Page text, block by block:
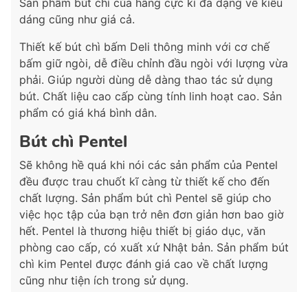
dáng cũng như giá cả.
Thiết kế bút chì bấm Deli thông minh với cơ chế
bấm giữ ngòi, dễ điều chỉnh đầu ngòi với lượng vừa
phải. Giúp người dùng dễ dàng thao tác sử dụng
bút. Chất liệu cao cấp cùng tính linh hoạt cao. Sản
phẩm có giá khá bình dân.
Bút chì Pentel
Sẽ không hề quá khi nói các sản phẩm của Pentel
đều được trau chuốt kĩ càng từ thiết kế cho đến
chất lượng. Sản phẩm bút chì Pentel sẽ giúp cho
việc học tập của bạn trở nên đơn giản hơn bao giờ
hết. Pentel là thương hiệu thiết bị giáo dục, văn
phòng cao cấp, có xuất xứ Nhật bản. Sản phẩm bút
chì kim Pentel được đánh giá cao về chất lượng
cũng như tiện ích trong sử dụng.